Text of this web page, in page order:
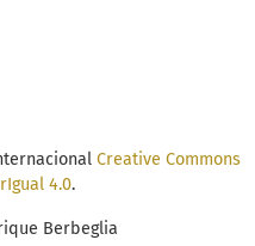
Creative Commons
4.0.
Berbeglia